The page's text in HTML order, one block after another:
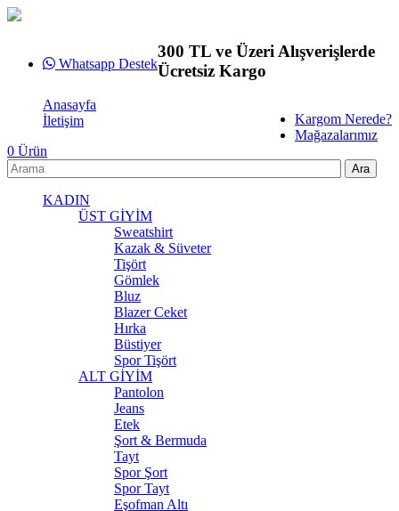
Whatsapp Destek
300 TL ve Üzeri Alışverişlerde
Ücretsiz Kargo
Kargom Nerede?
Mağazalarımız
Anasayfa
İletişim
0 Ürün
KADIN
ÜST GİYİM
Sweatshirt
Kazak & Süveter
Tişört
Gömlek
Bluz
Blazer Ceket
Hırka
Büstiyer
Spor Tişört
ALT GİYİM
Pantolon
Jeans
Etek
Şort & Bermuda
Tayt
Spor Şort
Spor Tayt
Eşofman Altı